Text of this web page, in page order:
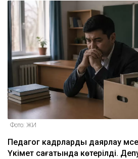
Фото: ЖИ
Педагог кадрларды даярлау
Үкімет сағатында көтерілді.